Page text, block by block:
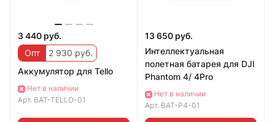
3 440 руб.
Опт
2 930 руб.
Аккумулятор для Tello
Нет в наличии
Арт. BAT-TELLO-01
13 650 руб.
Интеллектуальная
полетная батарея для DJI
Phantom 4/ 4Pro
Нет в наличии
Арт. BAT-P4-01